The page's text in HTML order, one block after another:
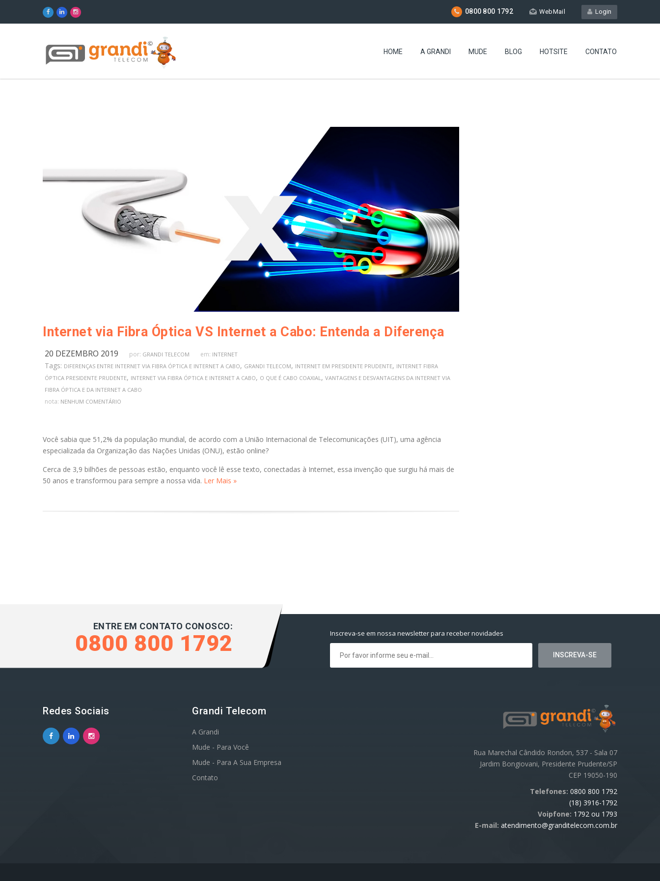
Login
0800 800 1792 WebMail
HOME A GRANDI MUDE BLOG HOTSITE CONTATO
Internet via Fibra Óptica VS Internet a Cabo: Entenda a Diferença
20 DEZEMBRO 2019 por: GRANDI TELECOM em: INTERNET
Tags: DIFERENÇAS ENTRE INTERNET VIA FIBRA ÓPTICA E INTERNET A CABO, GRANDI TELECOM, INTERNET EM PRESIDENTE PRUDENTE, INTERNET FIBRA
ÓPTICA PRESIDENTE PRUDENTE, INTERNET VIA FIBRA ÓPTICA E INTERNET A CABO, O QUE É CABO COAXIAL, VANTAGENS E DESVANTAGENS DA INTERNET VIA
FIBRA ÓPTICA E DA INTERNET A CABO
nota: NENHUM COMENTÁRIO
Você sabia que 51,2% da população mundial, de acordo com a União Internacional de Telecomunicações (UIT), uma agência
especializada da Organização das Nações Unidas (ONU), estão online?
Cerca de 3,9 bilhões de pessoas estão, enquanto você lê esse texto, conectadas à Internet, essa invenção que surgiu há mais de
50 anos e transformou para sempre a nossa vida. Ler Mais »
ENTRE EM CONTATO CONOSCO:
0800 800 1792 Inscreva-se em nossa newsletter para receber novidades
Redes Sociais Grandi Telecom
A Grandi
Mude - Para Você
Mude - Para A Sua Empresa
Contato
Rua Marechal Cândido Rondon, 537 - Sala 07
Jardim Bongiovani, Presidente Prudente/SP
CEP 19050-190
Telefones: 0800 800 1792
(18) 3916-1792
Voipfone: 1792 ou 1793
E-mail: atendimento@granditelecom.com.br